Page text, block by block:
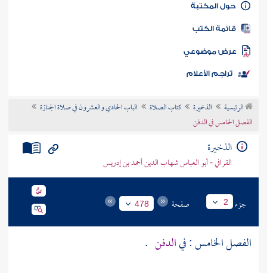
كتاب الأمة
المكتبة
الكتب
موضوعي
تراجم الأعلام
الرئيسية الذخيرة كتاب الصلاة
الباب الحادي والعشرون في صلاة الجنازة
الفصل الخامس في الدفن
الذخيرة
القرافي - أبو العباس شهاب الدين أحمد بن إدريس
جزء 2 صفحة 478
الفصل الخامس : فيالدفن .